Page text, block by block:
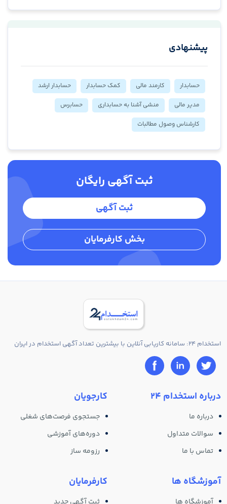
پیشنهادی
حسابدار کارمند مالی کمک حسابدار
حسابدار ارشد
مدیر مالی
منشی آشنا به حسابداری
حسابرس
کارشناس وصول مطالبات
ثبت آگهی رایگان
ثبت آگهی
بخش کارفرمایان
استخدام 24: سامانه کاریابی آنلاین با بیشترین تعداد آگهی استخدام در ایران
درباره استخدام 24
درباره ما
سوالات متداول
تماس با ما
آموزشگاه ها
کارجویان
جستجوی فرصت‌های شغلی
دوره‌های آموزشی
رزومه ساز
کارفرمایان